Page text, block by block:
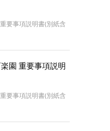
要事項説明書(別紙含
園 重要事項説明
要事項説明書(別紙含